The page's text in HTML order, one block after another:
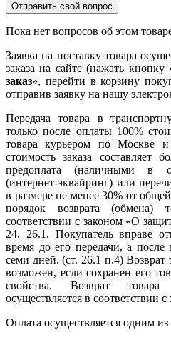
Отправить свой вопрос
Пока нет вопросов об этом
Заявка на поставку товара
заказа на сайте (нажать кнопку
заказ», перейти в корзину
отправив заявку на нашу
Передача товара в
только после оплаты 100%
товара курьером по Москве
стоимость заказа составляет
предоплата (наличными в
(интернет-эквайринг) или
в размере не менее 30% от
порядок возврата (обмена)
соответствии с законом «О
24, 26.1. Покупатель вправе
время до его передачи, а после
семи дней. (ст. 26.1 п.4) Возврат
возможен, если сохранен его
свойства. Возврат товара
осуществляется в соответствии
Оплата осуществляется одним